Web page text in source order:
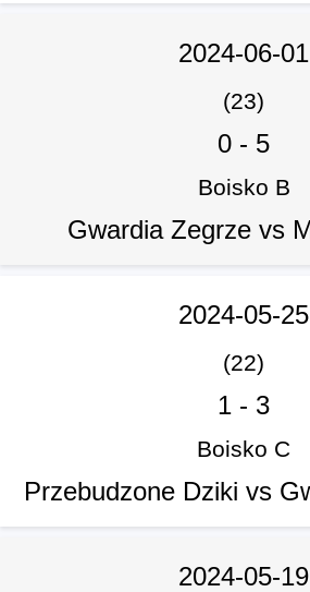
2024-06-01
(23)
0 - 5
Boisko B
Gwardia Zegrze vs
2024-05-25
(22)
1 - 3
Boisko C
Przebudzone Dziki vs
2024-05-19